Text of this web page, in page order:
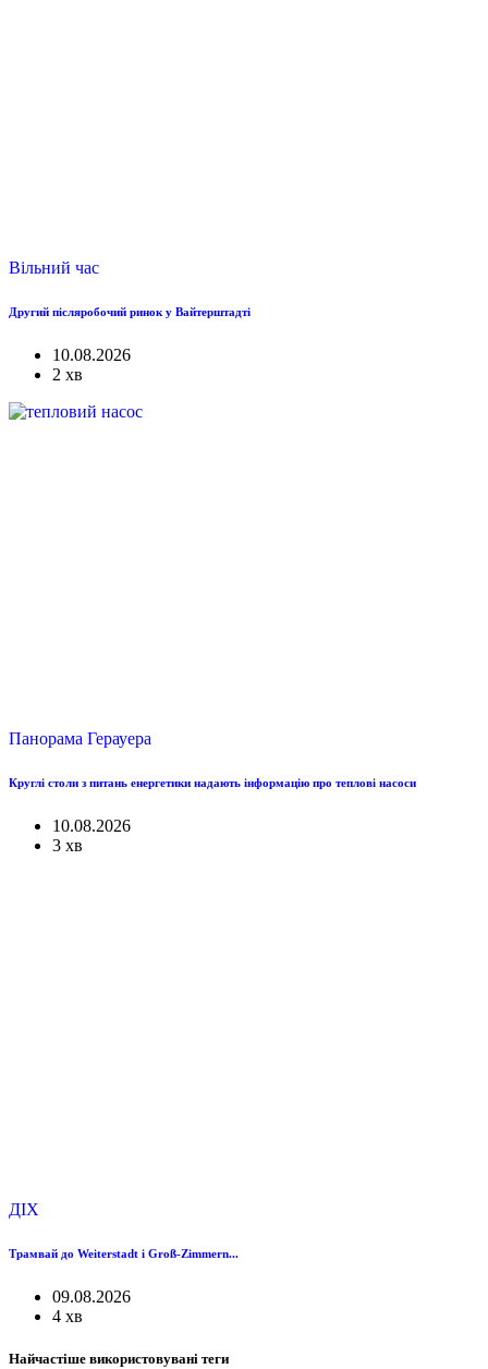
Вільний час
Другий післяробочий ринок у Вайтерштадті
10.08.2026
2 хв
Панорама Герауера
Круглі столи з питань енергетики надають інформацію про теплові насоси
10.08.2026
3 хв
ДІХ
Трамвай до Weiterstadt і Groß-Zimmern...
09.08.2026
4 хв
Найчастіше використовувані теги